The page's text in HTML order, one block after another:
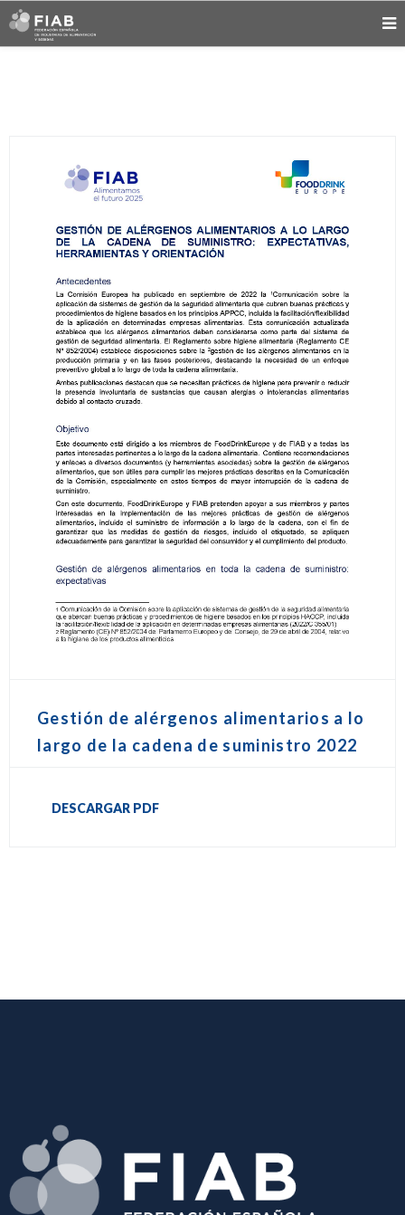
Gestión de alérgenos alimentarios a lo
largo de la cadena de suministro 2022
DESCARGAR PDF